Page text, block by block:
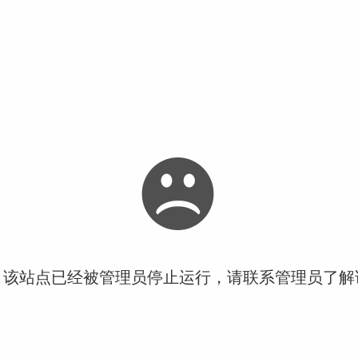
站点已经被管理员停止运行，请联系管理员了